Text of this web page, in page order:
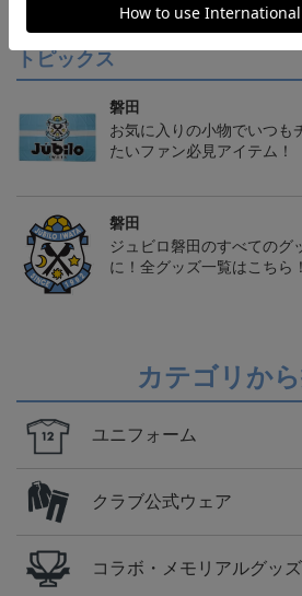
トピックス
磐田
お気に入りの小物でいつも
たいファン必見アイテム！
磐田
ジュビロ磐田のすべてのグ
に！全グッズ一覧はこちら！
カテゴリか
ユニフォーム
クラブ公式ウェア
コラボ・メモリアルグッズ